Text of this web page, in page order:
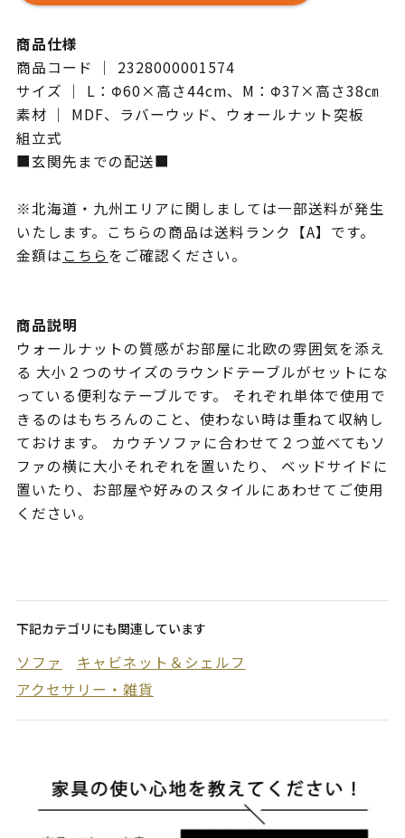
商品仕様
商品コード ｜ 2328000001574
サイズ ｜ L：Φ60×高さ44cm、M：Φ37×高さ38㎝
素材 ｜ MDF、ラバーウッド、ウォールナット突板
組立式
■玄関先までの配送■
※北海道・九州エリアに関しましては一部送料が発生
いたします。こちらの商品は送料ランク【A】です。
金額はこちらをご確認ください。
商品説明
ウォールナットの質感がお部屋に北欧の雰囲気を添え
る 大小２つのサイズのラウンドテーブルがセットにな
っている便利なテーブルです。 それぞれ単体で使用で
きるのはもちろんのこと、使わない時は重ねて収納し
ておけます。 カウチソファに合わせて２つ並べてもソ
ファの横に大小それぞれを置いたり、 ベッドサイドに
置いたり、お部屋や好みのスタイルにあわせてご使用
ください。
下記カテゴリにも関連しています
ソファ
キャビネット＆シェルフ
アクセサリー・雑貨